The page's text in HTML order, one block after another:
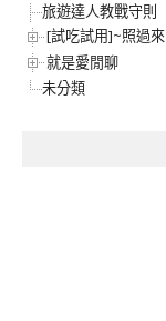
旅遊達人教戰守則
[試吃試用]~照過來
就是愛閒聊
未分類